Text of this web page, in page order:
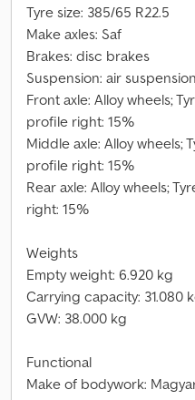
Tyre size: 385/65 R22.5
Make axles: Saf
Brakes: disc brakes
Suspension: air suspension
Front axle: Alloy wheels;
profile right: 15%
Middle axle: Alloy wheels;
profile right: 15%
Rear axle: Alloy wheels;
right: 15%
Weights
Empty weight: 6.920 kg
Carrying capacity: 31.080
GVW: 38.000 kg
Functional
Make of bodywork: